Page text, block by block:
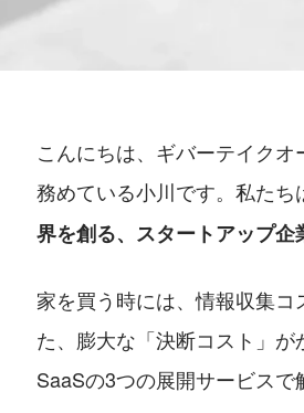
こんにちは、ギバーテイク
務めている小川です。私たち
界を創る、スタートアップ企
家を買う時には、情報収集
た、膨大な「決断コスト」
SaaSの3つの展開サービスで